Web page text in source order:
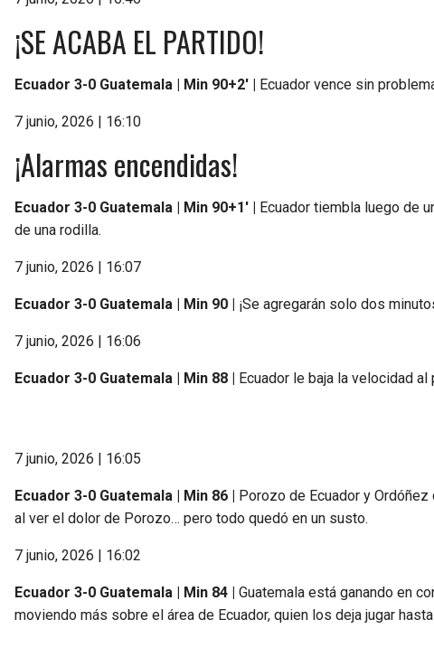
¡SE ACABA EL PARTIDO!
Ecuador 3-0 Guatemala | Min 90+2′ | Ecuador vence sin
7 junio, 2026 | 16:10
¡Alarmas encendidas!
Ecuador 3-0 Guatemala | Min 90+1′ | Ecuador tiembla luego de
de una rodilla.
7 junio, 2026 | 16:07
Ecuador 3-0 Guatemala | Min 90 | ¡Se agregarán solo dos
7 junio, 2026 | 16:06
Ecuador 3-0 Guatemala | Min 88 | Ecuador le baja la velocidad
7 junio, 2026 | 16:05
Ecuador 3-0 Guatemala | Min 86 | Porozo de Ecuador y
al ver el dolor de Porozo… pero todo quedó en un susto.
7 junio, 2026 | 16:02
Ecuador 3-0 Guatemala | Min 84 | Guatemala está ganando en
moviendo más sobre el área de Ecuador, quien los deja jugar